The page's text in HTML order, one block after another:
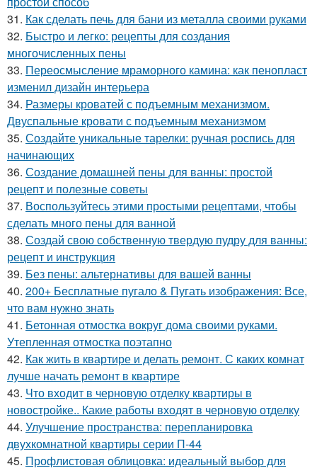
31. Как сделать печь для бани из металла своими руками
32. Быстро и легко: рецепты для создания
многочисленных пены
33. Переосмысление мраморного камина: как пенопласт
изменил дизайн интерьера
34. Размеры кроватей с подъемным механизмом.
Двуспальные кровати с подъемным механизмом
35. Создайте уникальные тарелки: ручная роспись для
начинающих
36. Создание домашней пены для ванны: простой
рецепт и полезные советы
37. Воспользуйтесь этими простыми рецептами, чтобы
сделать много пены для ванной
38. Создай свою собственную твердую пудру для ванны:
рецепт и инструкция
39. Без пены: альтернативы для вашей ванны
40. 200+ Бесплатные пугало & Пугать изображения: Все,
что вам нужно знать
41. Бетонная отмостка вокруг дома своими руками.
Утепленная отмостка поэтапно
42. Как жить в квартире и делать ремонт. С каких комнат
лучше начать ремонт в квартире
43. Что входит в черновую отделку квартиры в
новостройке.. Какие работы входят в черновую отделку
44. Улучшение пространства: перепланировка
двухкомнатной квартиры серии П-44
45. Профлистовая облицовка: идеальный выбор для